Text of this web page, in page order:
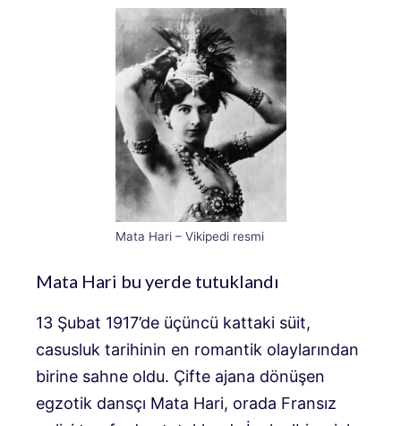
Mata Hari – Vikipedi resmi
Mata Hari bu yerde tutuklandı
13 Şubat 1917’de üçüncü kattaki süit,
casusluk tarihinin en romantik olaylarından
birine sahne oldu. Çifte ajana dönüşen
egzotik dansçı Mata Hari, orada Fransız